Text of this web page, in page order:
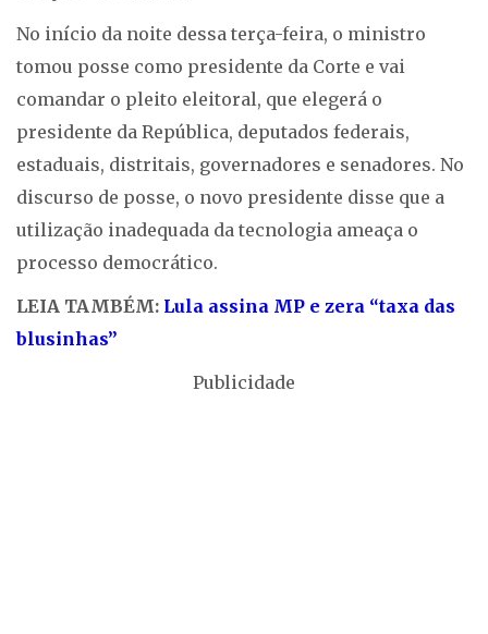
No início da noite dessa terça-feira, o ministro
tomou posse como presidente da Corte e vai
comandar o pleito eleitoral, que elegerá o
presidente da República, deputados federais,
estaduais, distritais, governadores e senadores. No
discurso de posse, o novo presidente disse que a
utilização inadequada da tecnologia ameaça o
processo democrático.
LEIA TAMBÉM: Lula assina MP e zera “taxa das
blusinhas”
Publicidade